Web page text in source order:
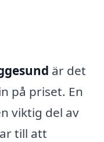
är det
på priset. En
viktig del av
till att